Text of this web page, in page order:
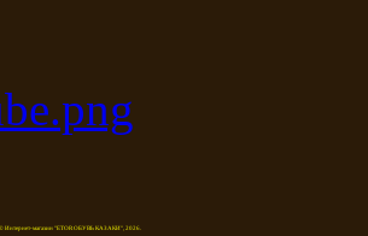
© Интернет-магазин "ETOR ОБУВЬ КАЗАКИ", 2026.